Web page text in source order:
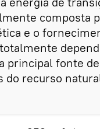
composta
e o
principal fonte
do recurso